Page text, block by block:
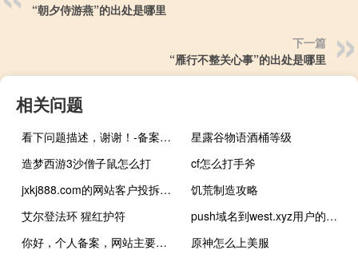
“朝夕侍游燕”的出处是哪里
下一篇
“雁行不整关心事”的出处是哪里
相关问题
看下问题描述，谢谢！-备案平台
星露谷物语酒桶等级
造梦西游3沙僧子鼠怎么打
cf怎么打手斧
jxkj888.com的网站客户投拆晚上打开很曙，要么打不开
饥荒制造攻略
艾尔登法环 猩红护符
push域名到west.xyz用户的问题
你好，个人备案，网站主要做个人空间，要怎么修改备案名称！
原神怎么上美服